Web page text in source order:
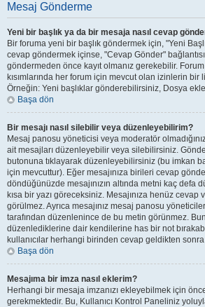
Mesaj Gönderme
Yeni bir başlık ya da bir mesaja nasıl cevap
Bir foruma yeni bir başlık göndermek için, "Yeni
cevap göndermek içinse, "Cevap Gönder"
göndermeden önce kayıt olmanız gerekebilir. Forum
kısımlarında her forum için mevcut olan izinlerin
Örneğin: Yeni başlıklar gönderebilirsiniz, Dosya
Başa dön
Bir mesajı nasıl silebilir veya düzenleyebilirim?
Mesaj panosu yöneticisi veya moderatör
ait mesajları düzenleyebilir veya silebilirsiniz.
butonuna tıklayarak düzenleyebilirsiniz (bu imkan
için mevcuttur). Eğer mesajınıza birileri cevap
döndüğünüzde mesajınızın altında metni kaç defa
kısa bir yazı göreceksiniz. Mesajınıza henüz
görülmez. Ayrıca mesajınız mesaj panosu
tarafından düzenlenince de bu metin görünmez.
düzenlediklerine dair kendilerine has bir not
kullanıcılar herhangi birinden cevap geldikten
Başa dön
Mesajıma bir imza nasıl eklerim?
Herhangi bir mesaja imzanızı ekleyebilmek için
gerekmektedir. Bu, Kullanıcı Kontrol Paneliniz